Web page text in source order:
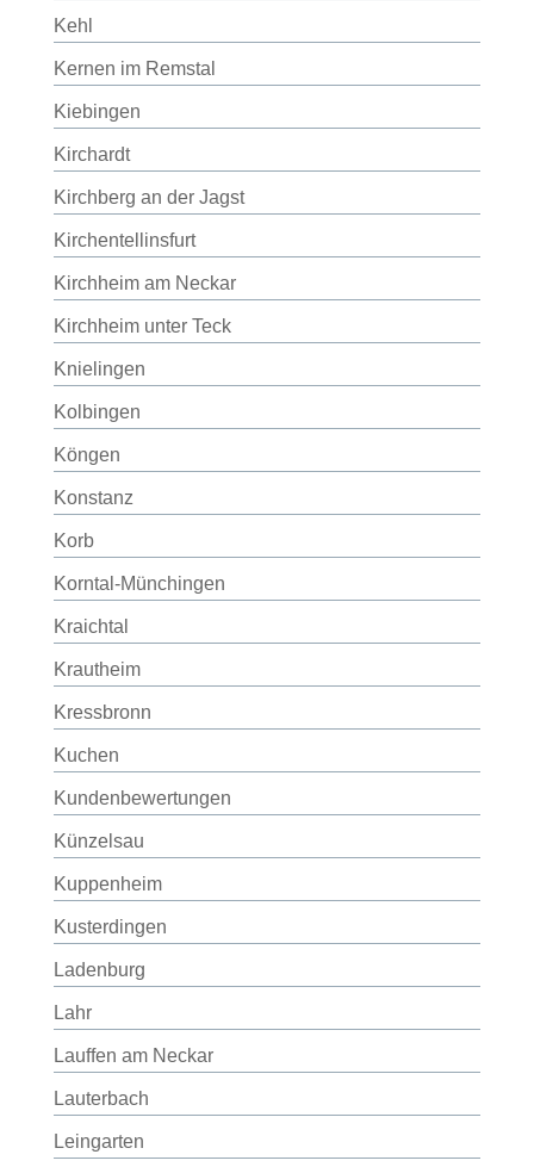
Kehl
Kernen im Remstal
Kiebingen
Kirchardt
Kirchberg an der Jagst
Kirchentellinsfurt
Kirchheim am Neckar
Kirchheim unter Teck
Knielingen
Kolbingen
Köngen
Konstanz
Korb
Korntal-Münchingen
Kraichtal
Krautheim
Kressbronn
Kuchen
Kundenbewertungen
Künzelsau
Kuppenheim
Kusterdingen
Ladenburg
Lahr
Lauffen am Neckar
Lauterbach
Leingarten